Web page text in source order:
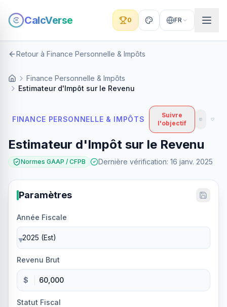
CalcVerse 0 FR
Retour à Finance Personnelle & Impôts
Finance Personnelle & Impôts
Estimateur d'Impôt sur le Revenu
FINANCE PERSONNELLE & IMPÔTS
Suivre
l'objectif
Estimateur d'Impôt sur le Revenu
Normes GAAP / CFPB Dernière vérification: 16 janv. 2025
Paramètres
Année Fiscale
▼
Revenu Brut
$
Statut Fiscal